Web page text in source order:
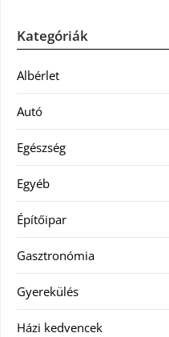
Kategóriák
Albérlet
Autó
Egészség
Egyéb
Építőipar
Gasztronómia
Gyerekülés
Házi kedvencek